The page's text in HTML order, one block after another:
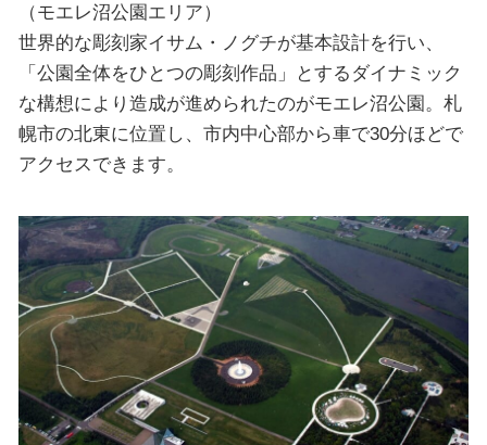
（モエレ沼公園エリア）
世界的な彫刻家イサム・ノグチが基本設計を行い、
「公園全体をひとつの彫刻作品」とするダイナミック
な構想により造成が進められたのがモエレ沼公園。札
幌市の北東に位置し、市内中心部から車で30分ほどで
アクセスできます。